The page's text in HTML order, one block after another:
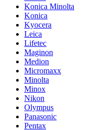
Konica Minolta
Konica
Kyocera
Leica
Lifetec
Maginon
Medion
Micromaxx
Minolta
Minox
Nikon
Olympus
Panasonic
Pentax